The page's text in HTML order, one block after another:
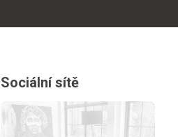
Sociální sítě